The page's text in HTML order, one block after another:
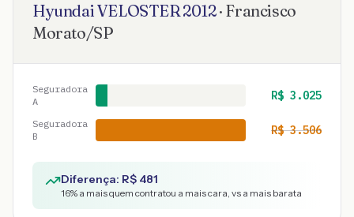
HyundaiVELOSTER2012· Francisco
Morato/SP
Seguradora
A
R$ 3.025
Seguradora
B
R$3.506
Diferença: R$ 481
16% a mais quem contratou a mais cara, vs a mais barata